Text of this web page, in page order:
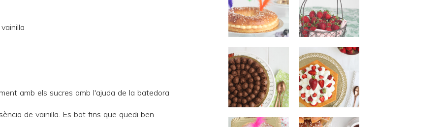
amb els sucres amb l'ajuda de la batedora
de vainilla. Es bat fins que quedi ben